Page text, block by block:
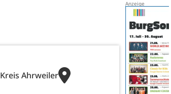
Kreis Ahrweiler